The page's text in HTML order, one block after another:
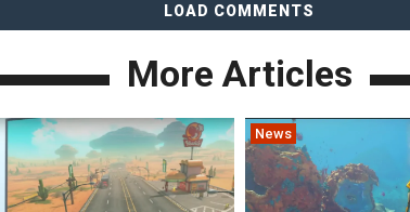
LOAD COMMENTS
More Articles
News